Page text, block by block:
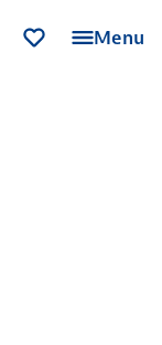
Menu